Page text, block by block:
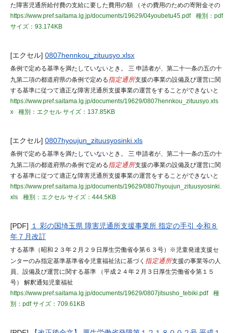
た障害児通所給付費の支給に要した費用の額 （その費用のための寄附金その
https://www.pref.saitama.lg.jp/documents/19629/04youbetu45.pdf
種別：pdf
サイズ：93.174KB
[エクセル] 0807hennkou_zituusyo.xlsx
条例で定める基準を満たしていないとき。 三 申請者が、第二十一条の五の十
九第二項の都道府県の条例で定める指定通所支援の事業の設備及び運営に関
する基準に従つて適正な障害児通所支援事業の運営をすることができないと
https://www.pref.saitama.lg.jp/documents/19629/0807hennkou_zituusyo.xls
x
種別：エクセル サイズ：137.85KB
[エクセル] 0807hyoujun_zituusyosinki.xls
条例で定める基準を満たしていないとき。 三 申請者が、第二十一条の五の十
九第二項の都道府県の条例で定める指定通所支援の事業の設備及び運営に関
する基準に従つて適正な障害児通所支援事業の運営をすることができないと
https://www.pref.saitama.lg.jp/documents/19629/0807hyoujun_zituusyosinki.
xls
種別：エクセル サイズ：444.5KB
[PDF] １ 彩の国埼玉県 障害児通所支援事業所 指定の手引 令和８
年７月改訂
する基準（昭和２３年２月２９日厚生労働省令第６３号）※児童発達支援セ
ンターのみ指定基準基準省令児童福祉法に基づく 指定通所支援の事業等の人
員、設備及び運営に関する基準 （平成２４年２月３日厚生労働省令第１５
号） 解釈通知児童福祉
https://www.pref.saitama.lg.jp/documents/19629/0807jitsusho_tebiki.pdf
種
別：pdfサイズ：709.61KB